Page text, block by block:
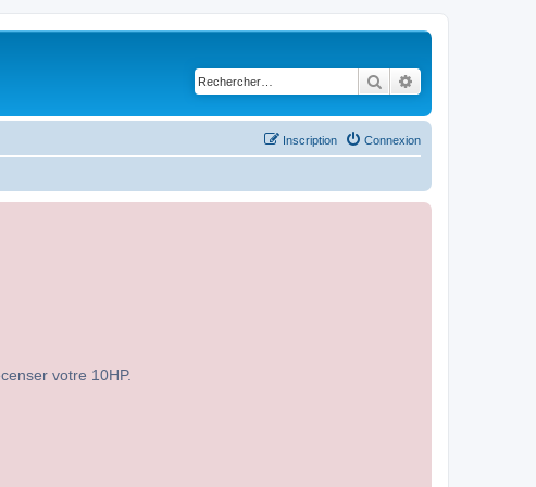
Rechercher
Connexion
Inscription
votre 10HP.